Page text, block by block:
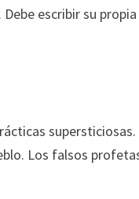
escribir su
supersticiosas.
Los falsos